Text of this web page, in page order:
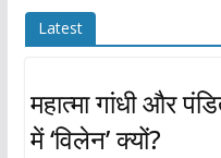
Latest
महात्मा गांधी और
में ‘विलेन’ क्यों?